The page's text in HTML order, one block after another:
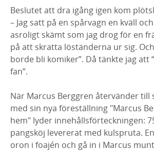
Beslutet att dra igång igen kom
– Jag satt på en spårvagn en kväll
asroligt skämt som jag drog för en
på att skratta löständerna ur sig.
borde bli komiker”. Då tänkte jag att
fan”.
När Marcus Berggren återvänder till
med sin nya föreställning "Marcus
hem" lyder innehållsförteckningen:
pangsköj levererat med kulspruta.
oron i foajén och gå in i Marcus